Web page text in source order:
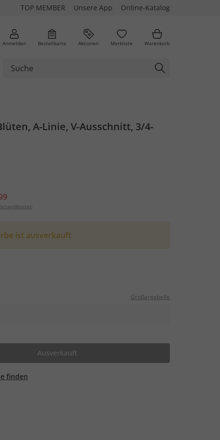
TOP MEMBER Unsere App Online-Katalog
Anmelden Bestellkarte Aktionen Merkliste Warenkorb
A-Linie, V-Ausschnitt, 3/4-
ist ausverkauft
Größentabelle
Ausverkauft
finden